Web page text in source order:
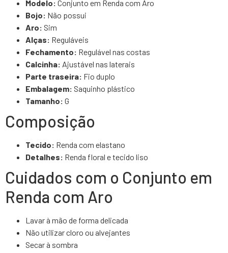
Modelo: Conjunto em Renda com Aro
Bojo: Não possui
Aro: Sim
Alças: Reguláveis
Fechamento: Regulável nas costas
Calcinha: Ajustável nas laterais
Parte traseira: Fio duplo
Embalagem: Saquinho plástico
Tamanho: G
Composição
Tecido: Renda com elastano
Detalhes: Renda floral e tecido liso
Cuidados com o Conjunto em
Renda com Aro
Lavar à mão de forma delicada
Não utilizar cloro ou alvejantes
Secar à sombra